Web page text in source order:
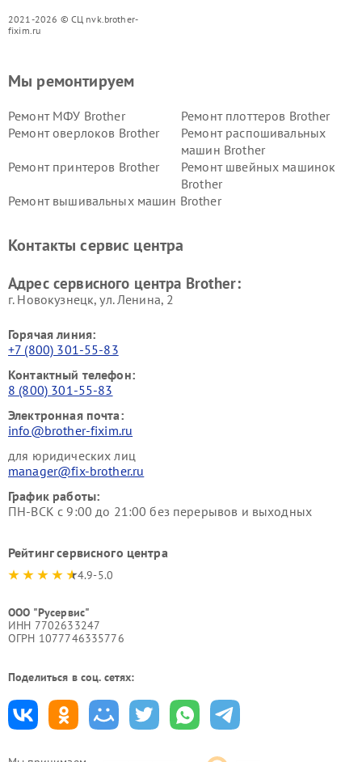
2021-2026 © СЦ nvk.brother-
fixim.ru
Мы ремонтируем
Ремонт МФУ Brother
Ремонт плоттеров Brother
Ремонт оверлоков Brother
Ремонт распошивальных
машин Brother
Ремонт принтеров Brother
Ремонт швейных машинок
Brother
Ремонт вышивальных машин Brother
Контакты сервис центра
Адрес сервисного центра Brother:
г. Новокузнецк, ул. Ленина, 2
Горячая линия:
+7 (800) 301-55-83
Контактный телефон:
8 (800) 301-55-83
Электронная почта:
info@brother-fixim.ru
для юридических лиц
manager@fix-brother.ru
График работы:
ПН-ВСК с 9:00 до 21:00 без перерывов и выходных
Рейтинг сервисного центра
4.9-5.0
ООО "Русервис"
ИНН 7702633247
ОГРН 1077746335776
Поделиться в соц. сетях: